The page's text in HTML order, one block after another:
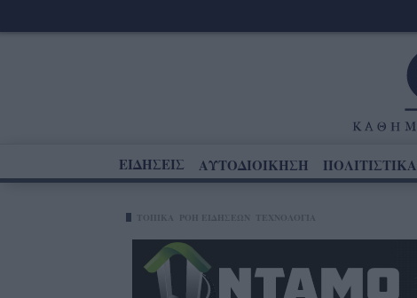
ΕΙΔΗΣΕΙΣ ΑΥΤΟΔΙΟΙΚΗΣΗ ΠΟΛΙΤΙΣΤΙΚΑ